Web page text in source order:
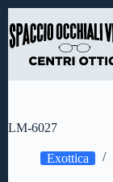
al
contenuto
LM-6027
Exottica